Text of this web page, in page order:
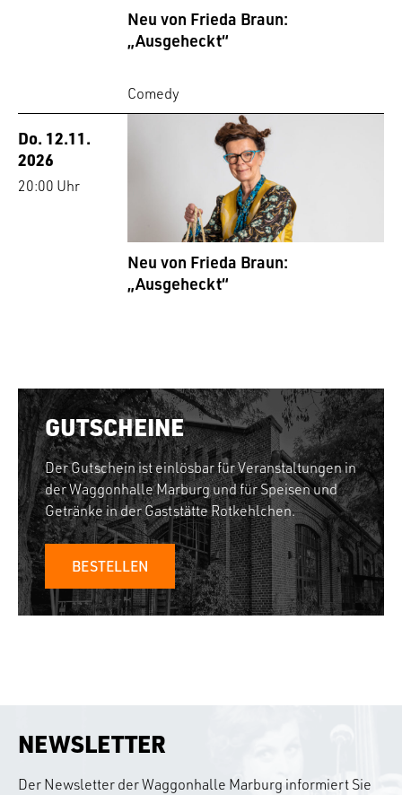
Neu von Frieda Braun:
„Ausgeheckt“
Comedy
Do. 12.11.
2026
20:00 Uhr
Neu von Frieda Braun:
„Ausgeheckt“
GUTSCHEINE
Der Gutschein ist einlösbar für Veranstaltungen in
der Waggonhalle Marburg und für Speisen und
Getränke in der Gaststätte Rotkehlchen.
BESTELLEN
NEWSLETTER
Der Newsletter der Waggonhalle Marburg informiert Sie